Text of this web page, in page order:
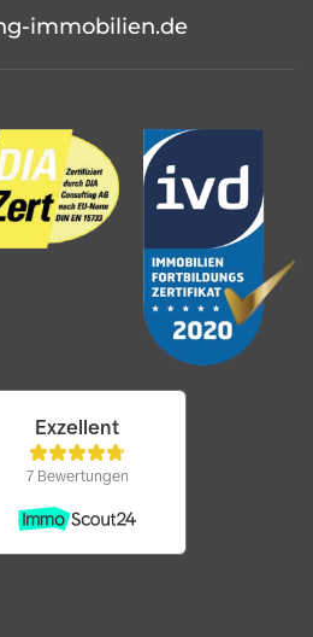
immobilien.de